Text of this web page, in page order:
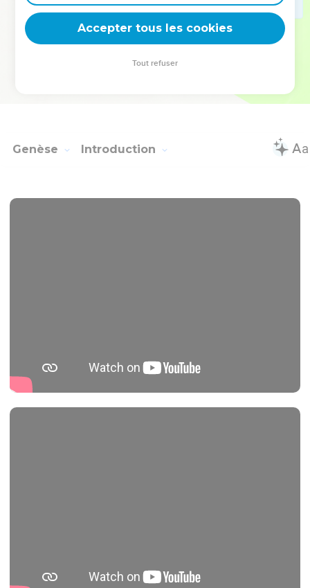
deviennent vos tremplins. Que vous guidiez un ministère, une
équipe, un groupe ou une famille, leur expérience est faite
Genèse Introduction
Accepter tous les cookies
Tout refuser